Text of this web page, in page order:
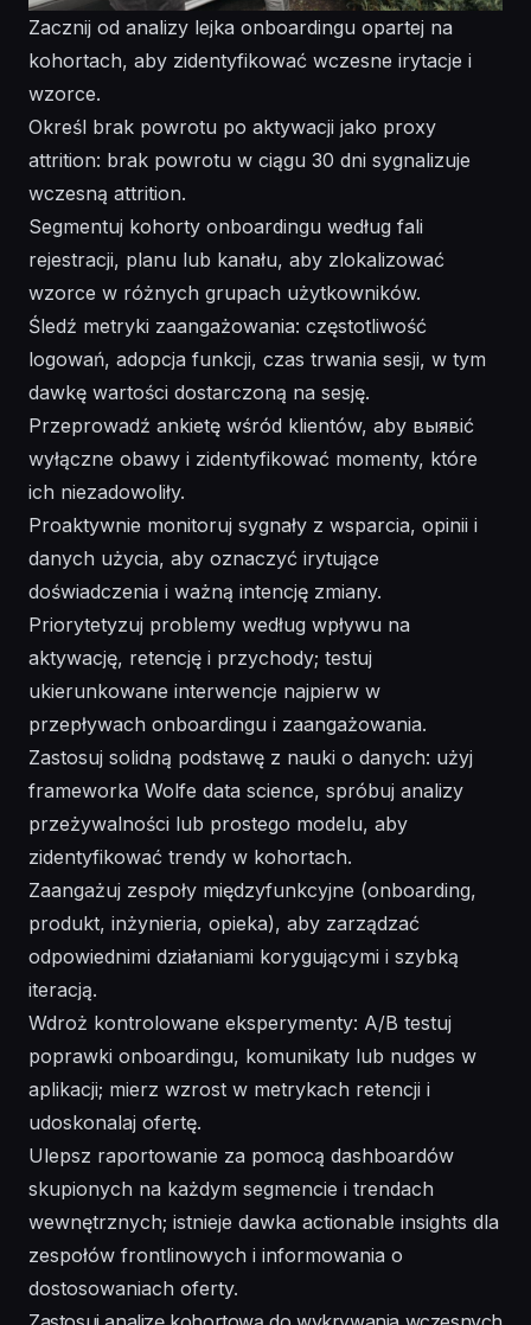
Zacznij od analizy lejka onboardingu opartej na
kohortach, aby zidentyfikować wczesne irytacje i
wzorce.
Określ brak powrotu po aktywacji jako proxy
attrition: brak powrotu w ciągu 30 dni sygnalizuje
wczesną attrition.
Segmentuj kohorty onboardingu według fali
rejestracji, planu lub kanału, aby zlokalizować
wzorce w różnych grupach użytkowników.
Śledź metryki zaangażowania: częstotliwość
logowań, adopcja funkcji, czas trwania sesji, w tym
dawkę wartości dostarczoną na sesję.
Przeprowadź ankietę wśród klientów, aby выявić
wyłączne obawy i zidentyfikować momenty, które
ich niezadowoliły.
Proaktywnie monitoruj sygnały z wsparcia, opinii i
danych użycia, aby oznaczyć irytujące
doświadczenia i ważną intencję zmiany.
Priorytetyzuj problemy według wpływu na
aktywację, retencję i przychody; testuj
ukierunkowane interwencje najpierw w
przepływach onboardingu i zaangażowania.
Zastosuj solidną podstawę z nauki o danych: użyj
frameworka Wolfe data science, spróbuj analizy
przeżywalności lub prostego modelu, aby
zidentyfikować trendy w kohortach.
Zaangażuj zespoły międzyfunkcyjne (onboarding,
produkt, inżynieria, opieka), aby zarządzać
odpowiednimi działaniami korygującymi i szybką
iteracją.
Wdroż kontrolowane eksperymenty: A/B testuj
poprawki onboardingu, komunikaty lub nudges w
aplikacji; mierz wzrost w metrykach retencji i
udoskonalaj ofertę.
Ulepsz raportowanie za pomocą dashboardów
skupionych na każdym segmencie i trendach
wewnętrznych; istnieje dawka actionable insights dla
zespołów frontlinowych i informowania o
dostosowaniach oferty.